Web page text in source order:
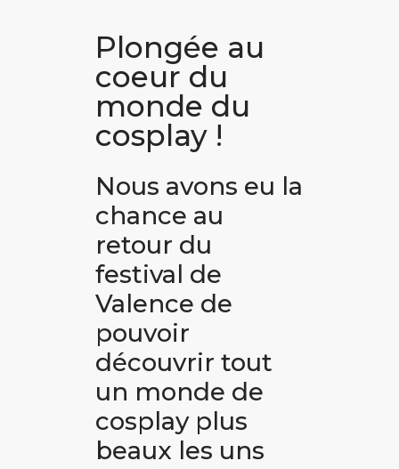
Plongée au
coeur du
monde du
cosplay !
Nous avons eu la
chance au
retour du
festival de
Valence de
pouvoir
découvrir tout
un monde de
cosplay plus
beaux les uns